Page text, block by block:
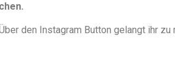
den Instagram Button gelangt ihr zu